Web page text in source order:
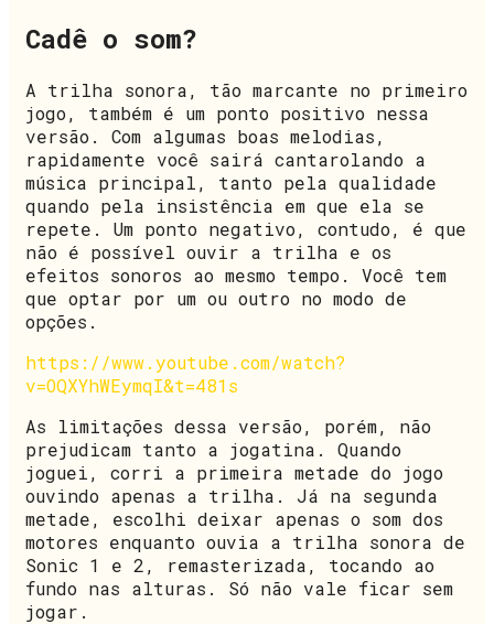
Cadê o som?
A trilha sonora, tão marcante no primeiro
jogo, também é um ponto positivo nessa
versão. Com algumas boas melodias,
rapidamente você sairá cantarolando a
música principal, tanto pela qualidade
quando pela insistência em que ela se
repete. Um ponto negativo, contudo, é que
não é possível ouvir a trilha e os
efeitos sonoros ao mesmo tempo. Você tem
que optar por um ou outro no modo de
opções.
https://www.youtube.com/watch?
v=OQXYhWEymqI&t=481s
As limitações dessa versão, porém, não
prejudicam tanto a jogatina. Quando
joguei, corri a primeira metade do jogo
ouvindo apenas a trilha. Já na segunda
metade, escolhi deixar apenas o som dos
motores enquanto ouvia a trilha sonora de
Sonic 1 e 2, remasterizada, tocando ao
fundo nas alturas. Só não vale ficar sem
jogar.